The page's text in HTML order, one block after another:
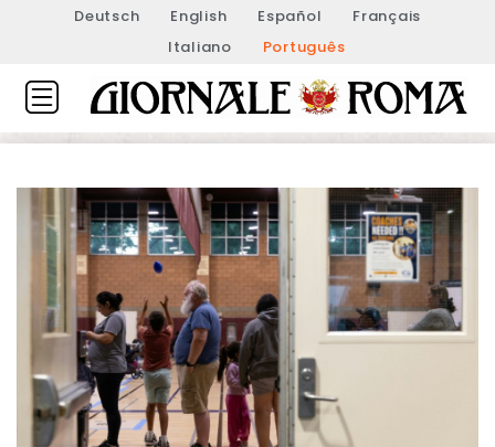
Deutsch English Español
Français
Italiano
Português